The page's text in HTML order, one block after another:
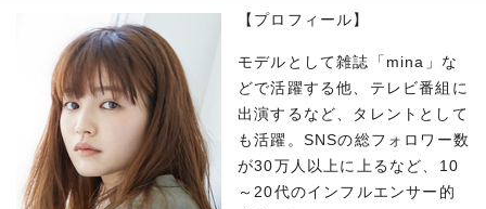
【プロフィール】
モデルとして雑誌「mina」な
どで活躍する他、テレビ番組に
出演するなど、タレントとして
も活躍。SNSの総フォロワー数
が30万人以上に上るなど、10
～20代のインフルエンサー的